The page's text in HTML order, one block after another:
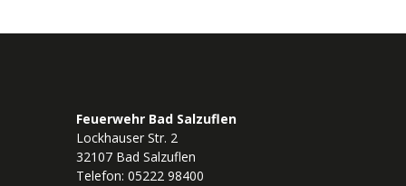
Feuerwehr Bad Salzuflen
Lockhauser Str. 2
32107 Bad Salzuflen
Telefon: 05222 98400